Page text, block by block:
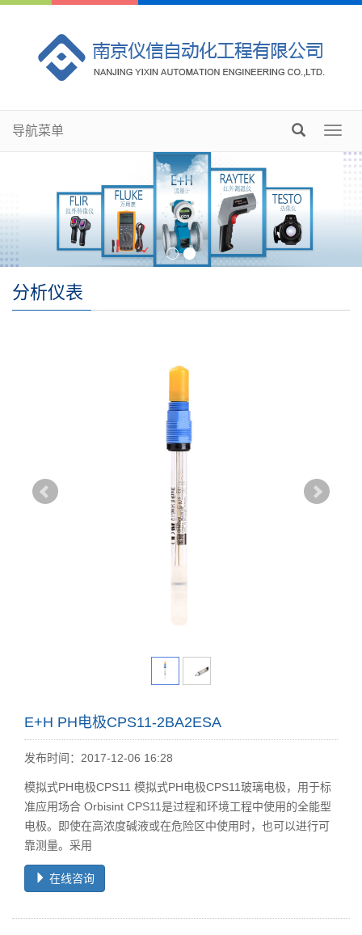
导航菜单
分析仪表
E+H PH电极CPS11-2BA2ESA
发布时间：2017-12-06 16:28
模拟式PH电极CPS11 模拟式PH电极CPS11玻璃电极，用于标
准应用场合 Orbisint CPS11是过程和环境工程中使用的全能型
电极。即使在高浓度碱液或在危险区中使用时，也可以进行可
靠测量。采用
在线咨询